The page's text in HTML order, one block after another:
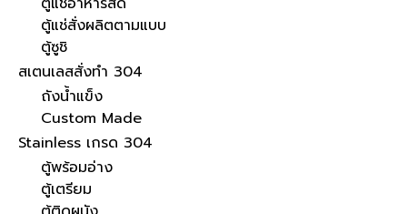
ตู้แช่สั่งผลิตตามแบบ
ตู้ซูชิ
สเตนเลสสั่งทำ 304
ถังน้ำแข็ง
Custom Made
Stainless เกรด 304
ตู้พร้อมอ่าง
ตู้เตรียม